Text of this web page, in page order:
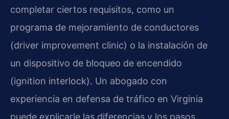
completar ciertos requisitos, como un
programa de mejoramiento de conductores
(driver improvement clinic) o la instalación de
un dispositivo de bloqueo de encendido
(ignition interlock). Un abogado con
experiencia en defensa de tráfico en Virginia